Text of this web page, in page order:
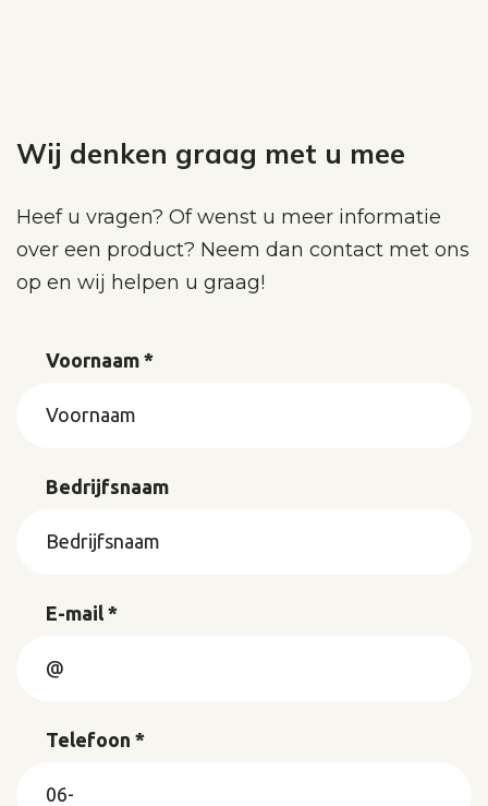
Wij denken graag met u mee
Heef u vragen? Of wenst u meer informatie
over een product? Neem dan contact met ons
op en wij helpen u graag!
Voornaam *
Bedrijfsnaam
E-mail *
Telefoon *